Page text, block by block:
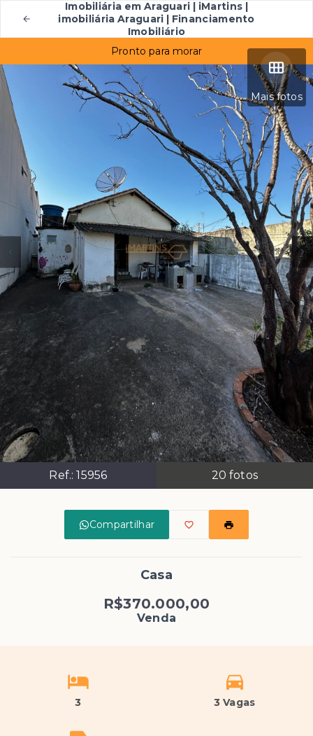
Imobiliária em Araguari | iMartins |
imobiliária Araguari | Financiamento
Imobiliário
Mais fotos
Ref.:15956 20 fotos
Pronto para morar
Compartilhar
Casa
R$370.000,00
Venda
3 3 Vagas